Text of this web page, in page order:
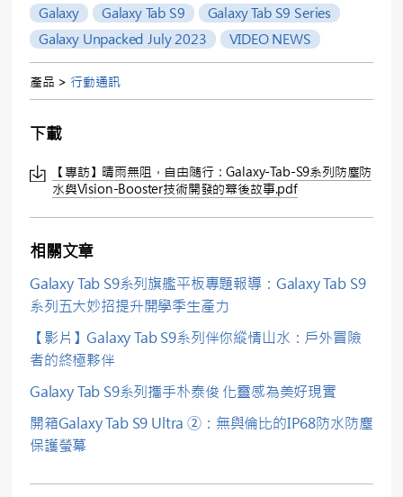
Galaxy Galaxy Tab S9
Galaxy Tab S9 Series
Galaxy Unpacked July 2023
VIDEO NEWS
產品 > 行動通訊
下載
【專訪】晴雨無阻，自由隨行：Galaxy-Tab-S9系列防塵防
水與Vision-Booster技術開發的幕後故事.pdf
相關文章
Galaxy Tab S9系列旗艦平板專題報導：Galaxy Tab S9
系列五大妙招提升開學季生產力
【影片】Galaxy Tab S9系列伴你縱情山水：戶外冒險
者的終極夥伴
Galaxy Tab S9系列攜手朴泰俊 化靈感為美好現實
開箱Galaxy Tab S9 Ultra ②：無與倫比的IP68防水防塵
保護螢幕